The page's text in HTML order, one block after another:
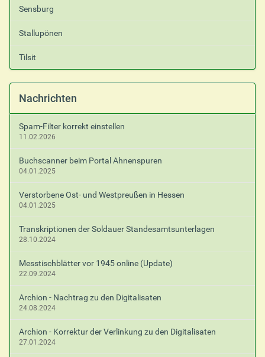
Sensburg
Stallupönen
Tilsit
Nachrichten
Spam-Filter korrekt einstellen
11.02.2026
Buchscanner beim Portal Ahnenspuren
04.01.2025
Verstorbene Ost- und Westpreußen in Hessen
04.01.2025
Transkriptionen der Soldauer Standesamtsunterlagen
28.10.2024
Messtischblätter vor 1945 online (Update)
22.09.2024
Archion - Nachtrag zu den Digitalisaten
24.08.2024
Archion - Korrektur der Verlinkung zu den Digitalisaten
27.01.2024